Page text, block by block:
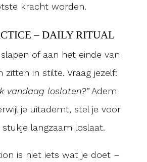
kracht worden.
– DAILY RITUAL
of aan het einde van
zitten in stilte. Vraag jezelf:
vandaag loslaten?”Adem
je uitademt, stel je voor
langzaam loslaat.
is niet iets wat je doet –